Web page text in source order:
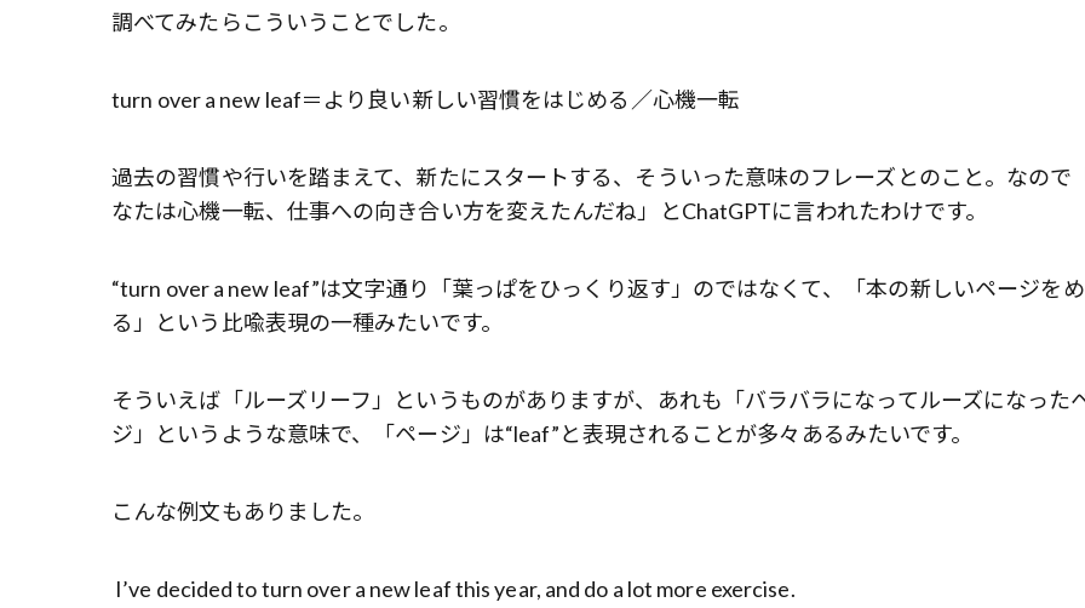
調べてみたらこういうことでした。
turn over a new leaf＝より良い新しい習慣をはじめる／心機一転
過去の習慣や行いを踏まえて、新たにスタートする、そういった意味のフレーズとのこと。なので
なたは心機一転、仕事への向き合い方を変えたんだね」とChatGPTに言われたわけです。
“turn over a new leaf”は文字通り「葉っぱをひっくり返す」のではなくて、「本の新しいページをめ
る」という比喩表現の一種みたいです。
そういえば「ルーズリーフ」というものがありますが、あれも「バラバラになってルーズになった
ジ」というような意味で、「ページ」は“leaf”と表現されることが多々あるみたいです。
こんな例文もありました。
I’ve decided to turn over a new leaf this year, and do a lot more exercise.